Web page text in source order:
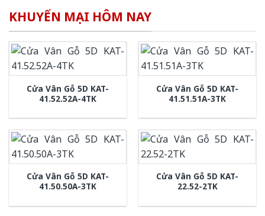
KHUYẾN MẠI HÔM NAY
Cửa Vân Gỗ 5D KAT-
41.52.52A-4TK
Cửa Vân Gỗ 5D KAT-
41.51.51A-3TK
Cửa Vân Gỗ 5D KAT-
41.50.50A-3TK
Cửa Vân Gỗ 5D KAT-
22.52-2TK